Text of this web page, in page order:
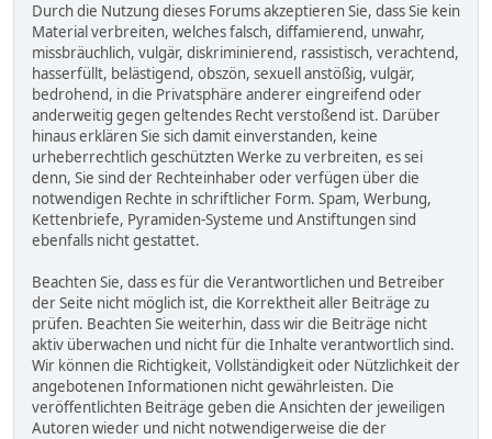
Durch die Nutzung dieses Forums akzeptieren Sie, dass Sie kein
Material verbreiten, welches falsch, diffamierend, unwahr,
missbräuchlich, vulgär, diskriminierend, rassistisch, verachtend,
hasserfüllt, belästigend, obszön, sexuell anstößig, vulgär,
bedrohend, in die Privatsphäre anderer eingreifend oder
anderweitig gegen geltendes Recht verstoßend ist. Darüber
hinaus erklären Sie sich damit einverstanden, keine
urheberrechtlich geschützten Werke zu verbreiten, es sei
denn, Sie sind der Rechteinhaber oder verfügen über die
notwendigen Rechte in schriftlicher Form. Spam, Werbung,
Kettenbriefe, Pyramiden-Systeme und Anstiftungen sind
ebenfalls nicht gestattet.
Beachten Sie, dass es für die Verantwortlichen und Betreiber
der Seite nicht möglich ist, die Korrektheit aller Beiträge zu
prüfen. Beachten Sie weiterhin, dass wir die Beiträge nicht
aktiv überwachen und nicht für die Inhalte verantwortlich sind.
Wir können die Richtigkeit, Vollständigkeit oder Nützlichkeit der
angebotenen Informationen nicht gewährleisten. Die
veröffentlichten Beiträge geben die Ansichten der jeweiligen
Autoren wieder und nicht notwendigerweise die der